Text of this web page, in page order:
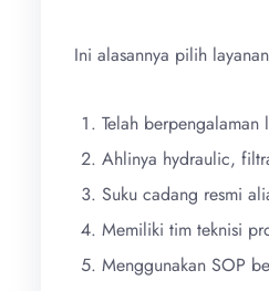
Ini alasannya pilih
Telah
Ahlinya hydraulic,
Suku cadang resmi
Memiliki tim teknisi
Menggunakan SOP